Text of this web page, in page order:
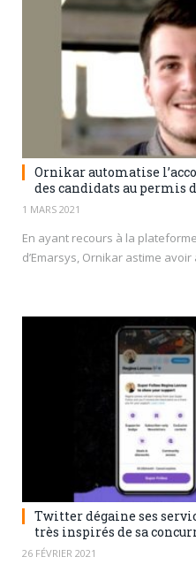
Ornikar automatise
des candidats au permis
1 MARS 2021
En ayant recours à la
d’Emarsys, Ornikar astime
Twitter dégaine ses
très inspirés de sa
26 FÉVRIER 2021